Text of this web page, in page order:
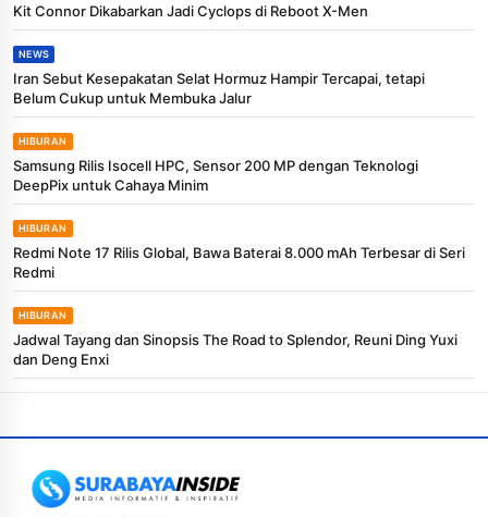
Kit Connor Dikabarkan Jadi Cyclops di Reboot X-Men
NEWS
Iran Sebut Kesepakatan Selat Hormuz Hampir Tercapai, tetapi
Belum Cukup untuk Membuka Jalur
HIBURAN
Samsung Rilis Isocell HPC, Sensor 200 MP dengan Teknologi
DeepPix untuk Cahaya Minim
HIBURAN
Redmi Note 17 Rilis Global, Bawa Baterai 8.000 mAh Terbesar di Seri
Redmi
HIBURAN
Jadwal Tayang dan Sinopsis The Road to Splendor, Reuni Ding Yuxi
dan Deng Enxi